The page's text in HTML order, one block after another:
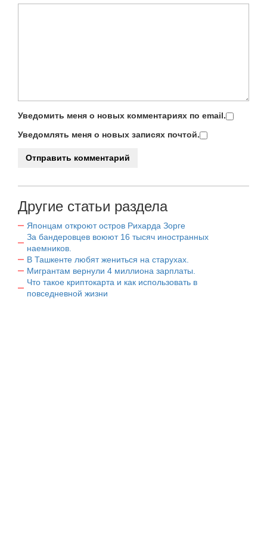
Уведомить меня о новых комментариях по email.
Уведомлять меня о новых записях почтой.
Другие статьи раздела
Японцам откроют остров Рихарда Зорге
За бандеровцев воюют 16 тысяч иностранных
наемников.
В Ташкенте любят жениться на старухах.
Мигрантам вернули 4 миллиона зарплаты.
Что такое криптокарта и как использовать в
повседневной жизни